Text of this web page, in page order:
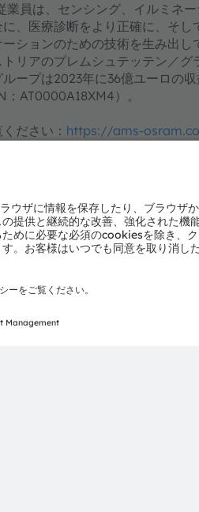
員は、センシング、イルミネ
、医療診断をより正確に、そ
ションのための技術を生み出
リアのプレムシュテッテン／
ープは2023年に36億ユーロの
AT0000A18XM4）。
ださい： https://ams-
登録商標です。また、当社製
ルメディアチャンネルをご購読く
>YouTube